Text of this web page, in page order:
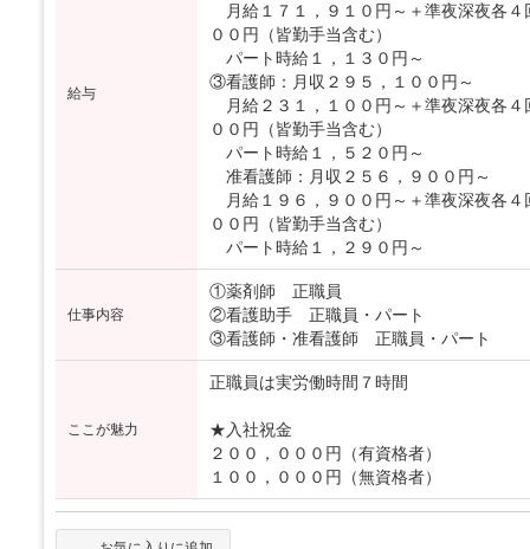
給与
月給１７１，９１０円～＋準夜深夜各４
００円（皆勤手当含む）
パート時給１，１３０円～
③看護師：月収２９５，１００円～
月給２３１，１００円～＋準夜深夜各４
００円（皆勤手当含む）
パート時給１，５２０円～
准看護師：月収２５６，９００円～
月給１９６，９００円～＋準夜深夜各４
００円（皆勤手当含む）
パート時給１，２９０円～
仕事内容
①薬剤師 正職員
②看護助手 正職員・パート
③看護師・准看護師 正職員・パート
ここが魅力
正職員は実労働時間７時間
★入社祝金
２００，０００円（有資格者）
１００，０００円（無資格者）